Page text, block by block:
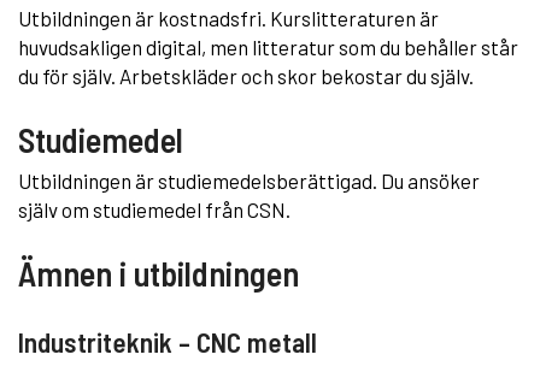
Utbildningen är kostnadsfri. Kurslitteraturen är
huvudsakligen digital, men litteratur som du behåller står
du för själv. Arbetskläder och skor bekostar du själv.
Studiemedel
Utbildningen är studiemedelsberättigad. Du ansöker
själv om studiemedel från CSN.
Ämnen i utbildningen
Industriteknik – CNC metall